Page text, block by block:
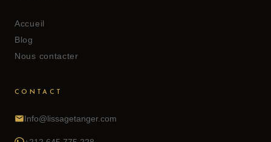
Accueil
Blog
Nous contacter
CONTACT
Info@lissagetanger.com